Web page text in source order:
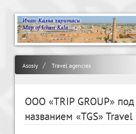
Asosiy Travel agencies
ООО «TRIP GROUP»
названием «TGS»